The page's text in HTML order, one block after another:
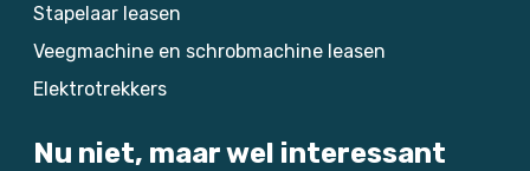
Stapelaar leasen
Veegmachine en schrobmachine leasen
Elektrotrekkers
Nu niet, maar wel interessant